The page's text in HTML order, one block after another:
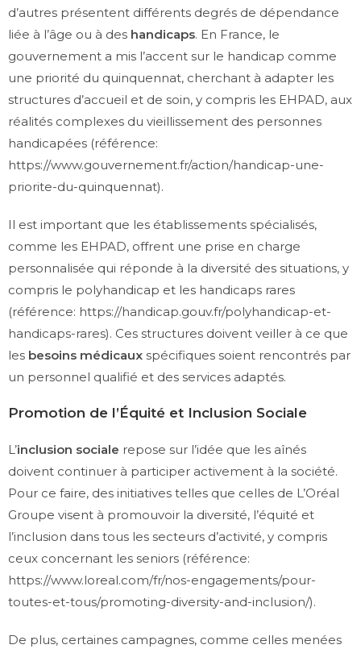
d’autres présentent différents degrés de dépendance
liée à l’âge ou à des handicaps. En France, le
gouvernement a mis l’accent sur le handicap comme
une priorité du quinquennat, cherchant à adapter les
structures d’accueil et de soin, y compris les EHPAD, aux
réalités complexes du vieillissement des personnes
handicapées (référence:
https://www.gouvernement.fr/action/handicap-une-
priorite-du-quinquennat).
Il est important que les établissements spécialisés,
comme les EHPAD, offrent une prise en charge
personnalisée qui réponde à la diversité des situations, y
compris le polyhandicap et les handicaps rares
(référence: https://handicap.gouv.fr/polyhandicap-et-
handicaps-rares). Ces structures doivent veiller à ce que
les besoins médicaux spécifiques soient rencontrés par
un personnel qualifié et des services adaptés.
Promotion de l’Équité et Inclusion Sociale
L’inclusion sociale repose sur l’idée que les aînés
doivent continuer à participer activement à la société.
Pour ce faire, des initiatives telles que celles de L’Oréal
Groupe visent à promouvoir la diversité, l’équité et
l’inclusion dans tous les secteurs d’activité, y compris
ceux concernant les seniors (référence:
https://www.loreal.com/fr/nos-engagements/pour-
toutes-et-tous/promoting-diversity-and-inclusion/).
De plus, certaines campagnes, comme celles menées